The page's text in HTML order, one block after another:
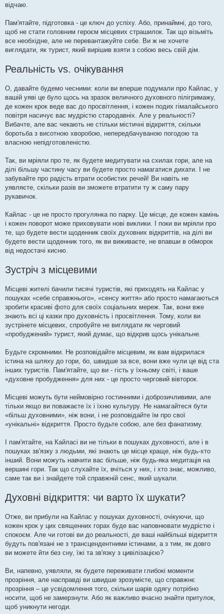
відчаю.
Пам'ятайте, підготовка - це ключ до успіху. Або, принаймні, до того,
щоб не стати головним героєм місцевих страшилок. Так що візьміть
все необхідне, але не перевантажуйте себе. Ви ж не хочете
виглядати, як турист, який вирішив взяти з собою весь свій дім.
Реальність vs. очікування
О, давайте будемо чесними: коли ви вперше подумали про Кайлас, у
вашій уяві це було щось на зразок величного духовного пілігримажу,
де кожен крок веде вас до просвітлення, і кожен подих гімалайського
повітря насичує вас мудрістю стародавніх. Але у реальності?
Вибачте, але вас чекають не стільки містичні відкриття, скільки
боротьба з висотною хворобою, непередбачуваною погодою та
власною непідготовленістю.
Так, ви мріяли про те, як будете медитувати на схилах гори, але на
ділі більшу частину часу ви будете просто намагатися дихати. І не
забувайте про радість втрати особистих речей! Ви навіть не
уявляєте, скільки разів ви зможете втратити ту ж саму пару
рукавичок.
Кайлас - це не просто прогулянка по парку. Це місце, де кожен камінь
і кожен поворот може приховувати нові виклики. І поки ви мріяли про
те, що будете вести щоденник своїх духовних відкриттів, на ділі ви
будете вести щоденник того, як ви виживаєте, не впавши в обморок
від недостачі кисню.
Зустріч з місцевими
Місцеві жителі бачили тисячі туристів, які приходять на Кайлас у
пошуках «себе справжнього», «сенсу життя» або просто намагаються
зробити красиві фото для своїх соціальних мереж. Так, вони вже
знають всі ці казки про духовність і просвітлення. Тому, коли ви
зустрінете місцевих, спробуйте не виглядати як черговий
«пробуджений» турист, який думає, що відкрив щось унікальне.
Будьте скромними. Не розповідайте місцевим, як вам відкрилася
істина на шляху до гори, бо, швидше за все, вони вже чули це від ста
інших туристів. Пам'ятайте, що ви - гість у їхньому світі, і ваше
«духовне пробудження» для них - це просто черговий вівторок.
Місцеві можуть бути неймовірно гостинними і доброзичливими, але
тільки якщо ви поважаєте їх і їхню культуру. Не намагайтеся бути
«більш духовними», ніж вони, і не розповідайте їм про свої
«унікальні» відкриття. Просто будьте собою, але без фанатизму.
І пам'ятайте, на Кайласі ви не тільки в пошуках духовності, але і в
пошуках зв'язку з людьми, які знають це місце краще, ніж будь-хто
інший. Вони можуть навчити вас більше, ніж будь-яка медитація на
вершині гори. Так що слухайте їх, вчіться у них, і хто знає, можливо,
саме так ви і знайдете той справжній сенс, який шукали.
Духовні відкриття: чи варто їх шукати?
Отже, ви прибули на Кайлас у пошуках духовності, очікуючи, що
кожен крок у цих священних горах буде вас наповнювати мудрістю і
спокоєм. Але чи готові ви до реальності, де ваші найбільші відкриття
будуть пов'язані не з трансцендентними істинами, а з тим, як довго
ви можете йти без сну, їжі та зв'язку з цивілізацією?
Ви, напевно, уявляли, як будете переживати глибокі моменти
прозріння, але насправді ви швидше зрозумієте, що справжнє
прозріння – це усвідомлення того, скільки шарів одягу потрібно
носити, щоб не замерзнути. Або як важливо вчасно знайти притулок,
щоб уникнути негоди.